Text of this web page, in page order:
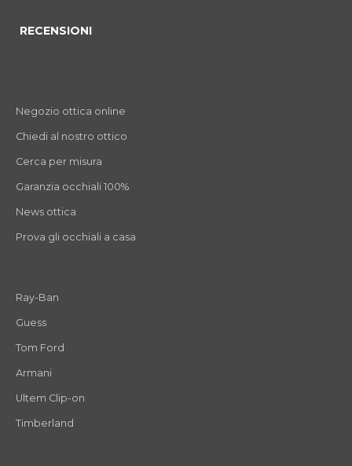
RECENSIONI
Negozio ottica online
Chiedi al nostro ottico
Cerca per misura
Garanzia occhiali 100%
News ottica
Prova gli occhiali a casa
Ray-Ban
Guess
Tom Ford
Armani
Ultem Clip-on
Timberland